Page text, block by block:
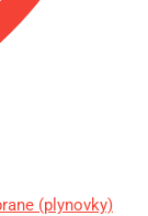
(plynovky)